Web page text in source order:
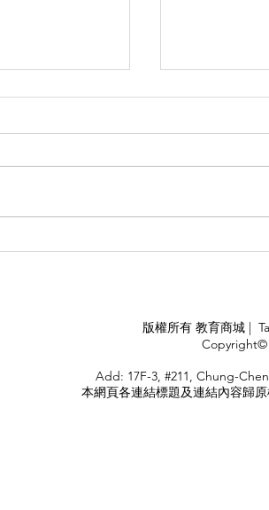
版權所有 教育商城 |
Copyright©
Add: 17F-3, #211, Chung-
本網頁各連結標題及連結內容歸